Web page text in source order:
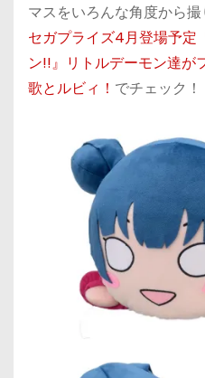
マスをいろんな角度から
セガプライズ4月登場予定
ン!!』リトルデーモン達
歌とルビィ！ でチェック！